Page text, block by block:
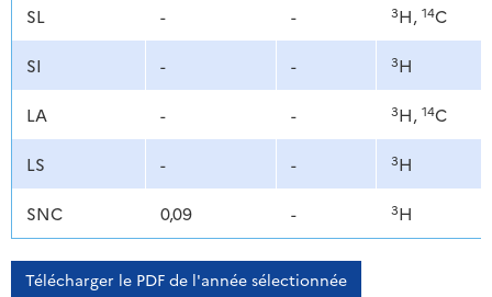
SL - - 3H, 14C
SI - - 3H
LA - - 3H, 14C
LS - - 3H
SNC 0,09 - 3H
Télécharger le PDF de l'année sélectionnée